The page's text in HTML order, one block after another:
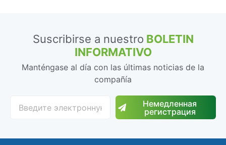
Suscribirse a nuestro BOLETIN
INFORMATIVO
Manténgase al día con las últimas noticias de la
compañía
Немедленная
регистрация